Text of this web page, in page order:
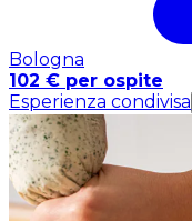
Bologna
102 € per ospite
Esperienza condivisa